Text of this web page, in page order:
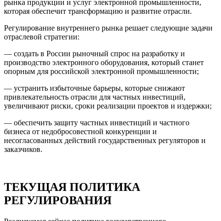
рынка продукции и услуг электронной промышленности,
которая обеспечит трансформацию и развитие отрасли.
Регулирование внутреннего рынка решает следующие задачи
отраслевой стратегии:
— создать в России рыночный спрос на разработку и
производство электронного оборудования, который станет
опорным для российской электронной промышленности;
— устранить избыточные барьеры, которые снижают
привлекательность отрасли для частных инвестиций,
увеличивают риски, сроки реализации проектов и издержки;
— обеспечить защиту частных инвестиций и частного
бизнеса от недобросовестной конкуренции и
несогласованных действий государственных регуляторов и
заказчиков.
ТЕКУЩАЯ ПОЛИТИКА
РЕГУЛИРОВАНИЯ